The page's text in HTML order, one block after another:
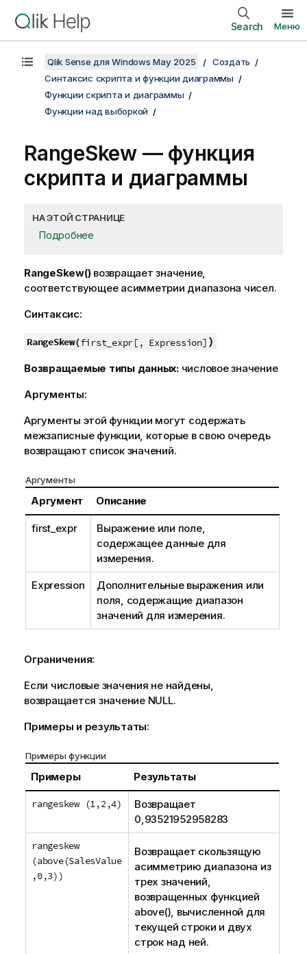
Search Меню
Qlik Sense для Windows May 2025
Создать
Синтаксис скрипта и функции диаграммы
Функции скрипта и диаграммы
Функции над выборкой
RangeSkew— функция
скриптa и диаграммы
НА ЭТОЙ СТРАНИЦЕ
Подробнее
RangeSkew()возвращает значение,
соответствующее асимметрии диапазона чисел.
Синтаксис:
RangeSkew(first_expr[, Expression] )
Возвращаемые типы данных: числовое значение
Аргументы:
Аргументы этой функции могут содержать
межзаписные функции, которые в свою очередь
возвращают список значений.
Аргументы
Аргумент Описание
first_expr
Выражение или поле,
содержащее данные для
измерения.
Expression
Дополнительные выражения или
поля, содержащие диапазон
значений для измерения.
Ограничения:
Если числовые значения не найдены,
возвращается значение NULL.
Примеры и результаты:
Примеры функции
Примеры Результаты
rangeskew (1,2,4)
Возвращает
0,93521952958283
rangeskew
(above(SalesValue
,0,3))
Возвращает скользящую
асимметрию диапазона из
трех значений,
возвращенных функцией
above() , вычисленной для
текущей строки и двух
строк над ней.